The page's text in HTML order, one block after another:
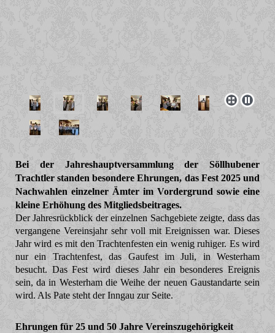
Bei der Jahreshauptversammlung der Söllhubener
Trachtler standen besondere Ehrungen, das Fest 2025 und
Nachwahlen einzelner Ämter im Vordergrund sowie eine
kleine Erhöhung des Mitgliedsbeitrages.
Der Jahresrückblick der einzelnen Sachgebiete zeigte, dass das
vergangene Vereinsjahr sehr voll mit Ereignissen war. Dieses
Jahr wird es mit den Trachtenfesten ein wenig ruhiger. Es wird
nur ein Trachtenfest, das Gaufest im Juli, in Westerham
besucht. Das Fest wird dieses Jahr ein besonderes Ereignis
sein, da in Westerham die Weihe der neuen Gaustandarte sein
wird. Als Pate steht der Inngau zur Seite.
Ehrungen für 25 und 50 Jahre Vereinszugehörigkeit